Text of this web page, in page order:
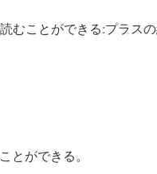
むことができる:プラス
とができる。